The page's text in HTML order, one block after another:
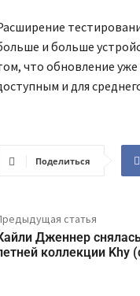
и больше
что обновление
и для
Поделиться
статья
Дженнер
коллекции Khy